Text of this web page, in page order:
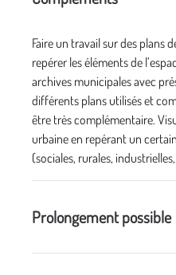
Faire un travail sur des plans
repérer les éléments de
archives municipales avec
différents plans utilisés et
être très complémentaire.
urbaine en repérant un
(sociales, rurales,
Prolongement possible